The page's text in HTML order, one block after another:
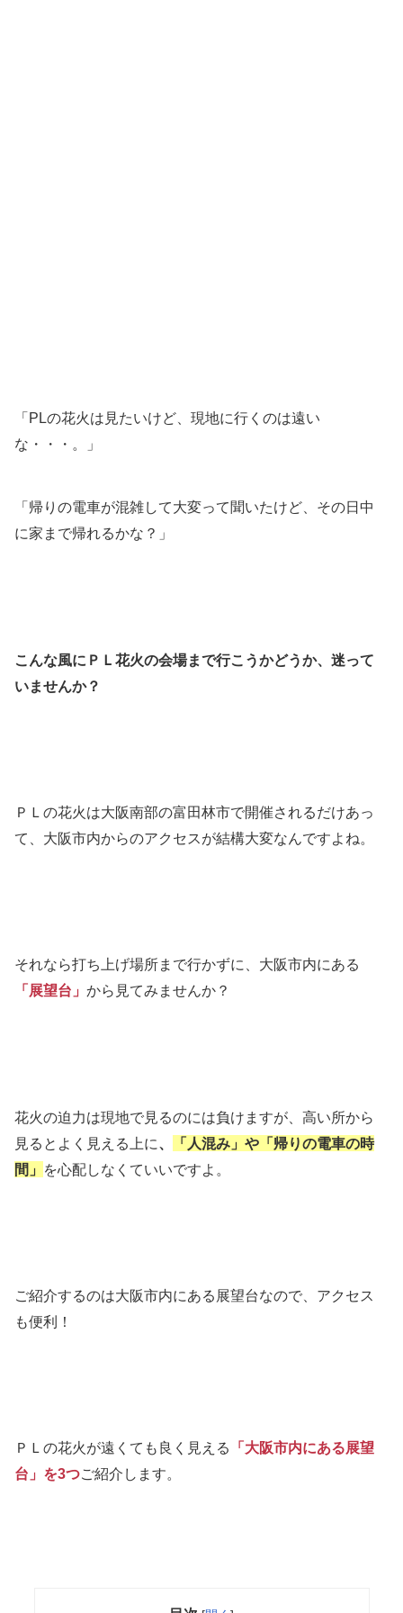
「PLの花火は見たいけど、現地に行くのは遠い
な・・・。」
「帰りの電車が混雑して大変って聞いたけど、その日中
に家まで帰れるかな？」
こんな風にＰＬ花火の会場まで行こうかどうか、迷って
いませんか？
ＰＬの花火は大阪南部の富田林市で開催されるだけあっ
て、大阪市内からのアクセスが結構大変なんですよね。
それなら打ち上げ場所まで行かずに、大阪市内にある
「展望台」から見てみませんか？
花火の迫力は現地で見るのには負けますが、高い所から
見るとよく見える上に、
「人混み」や「帰りの電車の時
間」 を心配しなくていいですよ。
ご紹介するのは大阪市内にある展望台なので、アクセス
も便利！
ＰＬの花火が遠くても良く見える
「大阪市内にある展望
台」を3つご紹介します。